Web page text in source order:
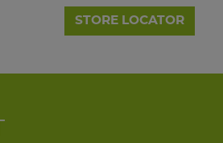
STORE LOCATOR